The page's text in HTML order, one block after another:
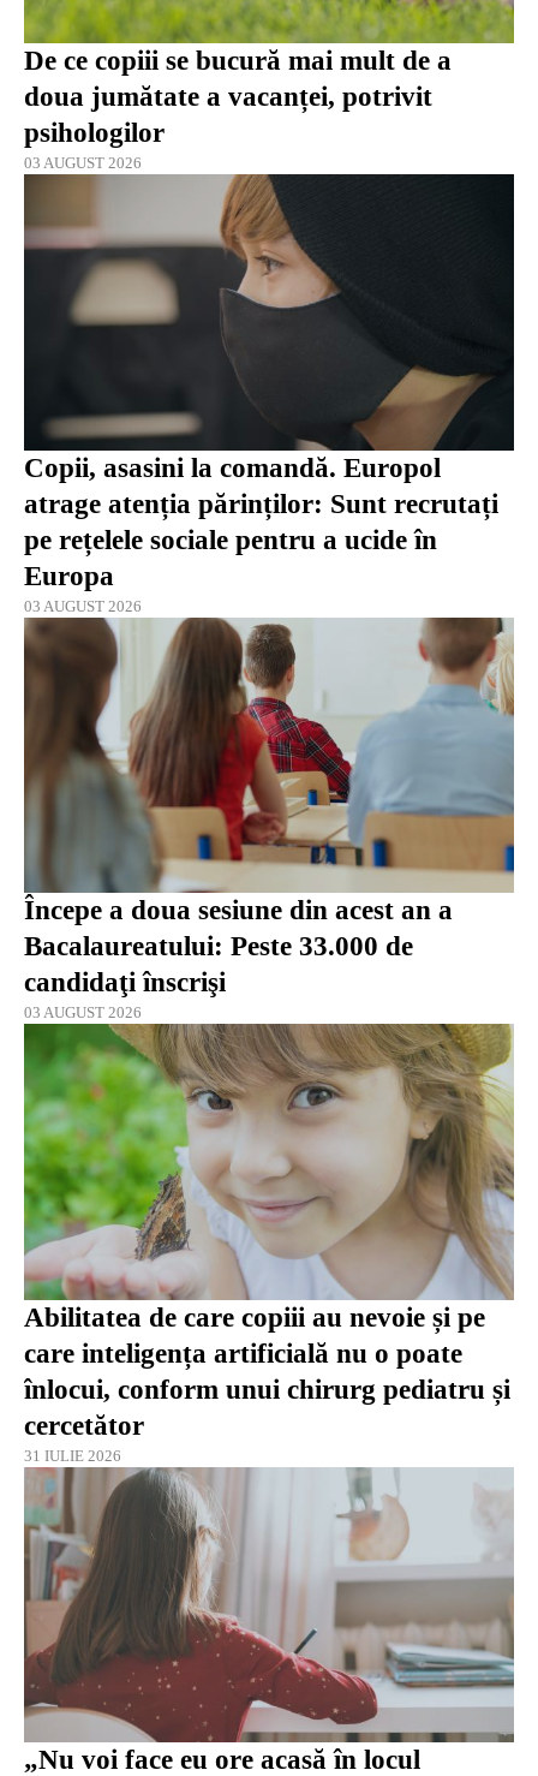
De ce copiii se bucură mai mult de a
doua jumătate a vacanței, potrivit
psihologilor
03 AUGUST 2026
Copii, asasini la comandă. Europol
atrage atenția părinților: Sunt recrutați
pe rețelele sociale pentru a ucide în
Europa
03 AUGUST 2026
Începe a doua sesiune din acest an a
Bacalaureatului: Peste 33.000 de
candidaţi înscrişi
03 AUGUST 2026
Abilitatea de care copiii au nevoie și pe
care inteligența artificială nu o poate
înlocui, conform unui chirurg pediatru și
cercetător
31 IULIE 2026
„Nu voi face eu ore acasă în locul